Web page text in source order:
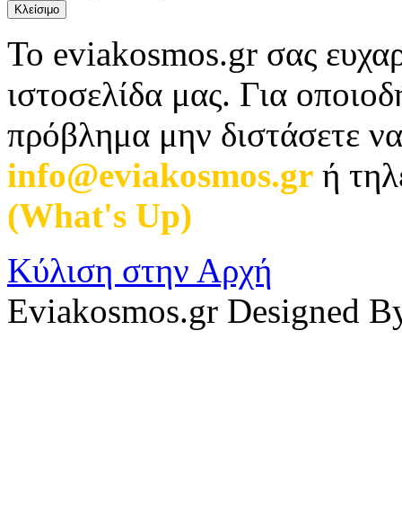
Κλείσιμο
Το eviakosmos.gr σας
ιστοσελίδα μας. Για
πρόβλημα μην διστάσετε
info@eviakosmos.gr ή
(What's Up)
Κύλιση στην Αρχή
Eviakosmos.gr Designed